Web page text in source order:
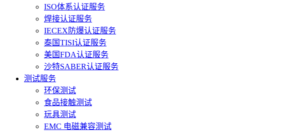
ISO体系认证服务
焊接认证服务
IECEX防爆认证服务
泰国TISI认证服务
美国FDA认证服务
沙特SABER认证服务
测试服务
环保测试
食品接触测试
玩具测试
EMC 电磁兼容测试